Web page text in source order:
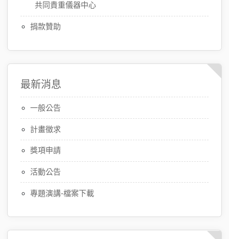
共同貴重儀器中心
捐款贊助
最新消息
一般公告
計畫徵求
獎項申請
活動公告
專題演講-檔案下載